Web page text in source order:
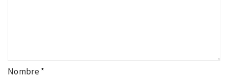
Nombre*